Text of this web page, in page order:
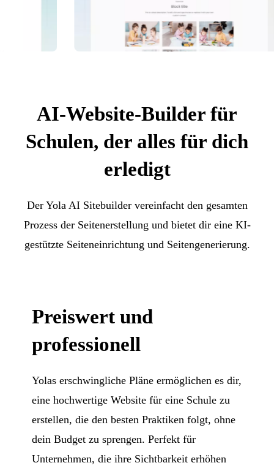
AI-Website-Builder für
Schulen, der alles für dich
erledigt
Der Yola AI Sitebuilder vereinfacht den gesamten
Prozess der Seitenerstellung und bietet dir eine KI-
gestützte Seiteneinrichtung und Seitengenerierung.
Preiswert und
professionell
Yolas erschwingliche Pläne ermöglichen es dir,
eine hochwertige Website für eine Schule zu
erstellen, die den besten Praktiken folgt, ohne
dein Budget zu sprengen. Perfekt für
Unternehmen, die ihre Sichtbarkeit erhöhen